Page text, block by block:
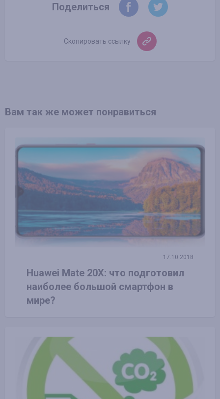
Поделиться
Скопировать ссылку
Вам так же может понравиться
17.10.2018
Huawei Mate 20X: что подготовил
наиболее большой смартфон в
мире?